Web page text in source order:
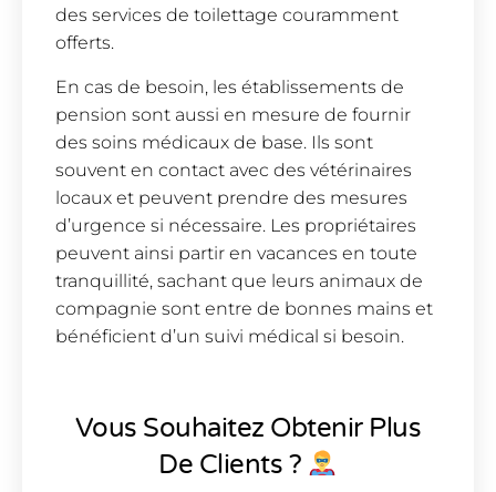
des services de toilettage couramment
offerts.
En cas de besoin, les établissements de
pension sont aussi en mesure de fournir
des soins médicaux de base. Ils sont
souvent en contact avec des vétérinaires
locaux et peuvent prendre des mesures
d’urgence si nécessaire. Les propriétaires
peuvent ainsi partir en vacances en toute
tranquillité, sachant que leurs animaux de
compagnie sont entre de bonnes mains et
bénéficient d’un suivi médical si besoin.
Vous Souhaitez Obtenir Plus
De Clients ?